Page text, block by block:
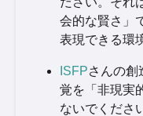
会的な賢さ」
表現できる環
ISFPさんの創
覚を「非現実
ないでくださ